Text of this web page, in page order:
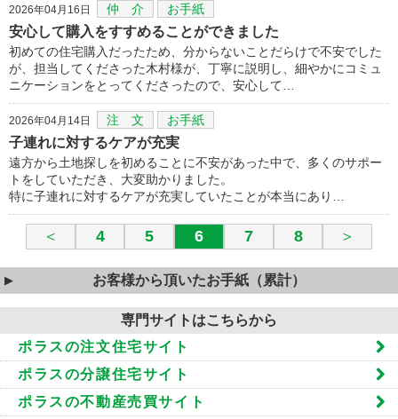
2026年04月16日 仲 介 お手紙
安心して購入をすすめることができました
初めての住宅購入だったため、分からないことだらけで不安でした
が、担当してくださった木村様が、丁寧に説明し、細やかにコミュ
ニケーションをとってくださったので、安心して…
2026年04月14日 注 文 お手紙
子連れに対するケアが充実
遠方から土地探しを初めることに不安があった中で、多くのサポー
トをしていただき、大変助かりました。
特に子連れに対するケアが充実していたことが本当にあり…
＜ 4 5 6 7 8 ＞
お客様から頂いたお手紙（累計）
専門サイトはこちらから
ポラスの注文住宅サイト
ポラスの分譲住宅サイト
ポラスの不動産売買サイト